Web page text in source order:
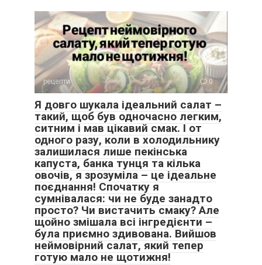
рецепти 0
Я довго шукала ідеальний салат –
такий, щоб був одночасно легким,
ситним і мав цікавий смак. І от
одного разу, коли в холодильнику
залишилася лише пекінська
капуста, банка тунця та кілька
овочів, я зрозуміла – це ідеальне
поєднання! Спочатку я
сумнівалася: чи не буде занадто
просто? Чи вистачить смаку? Але
щойно змішала всі інгредієнти –
була приємно здивована. Вийшов
неймовірний салат, який тепер
готую мало не щотижня!